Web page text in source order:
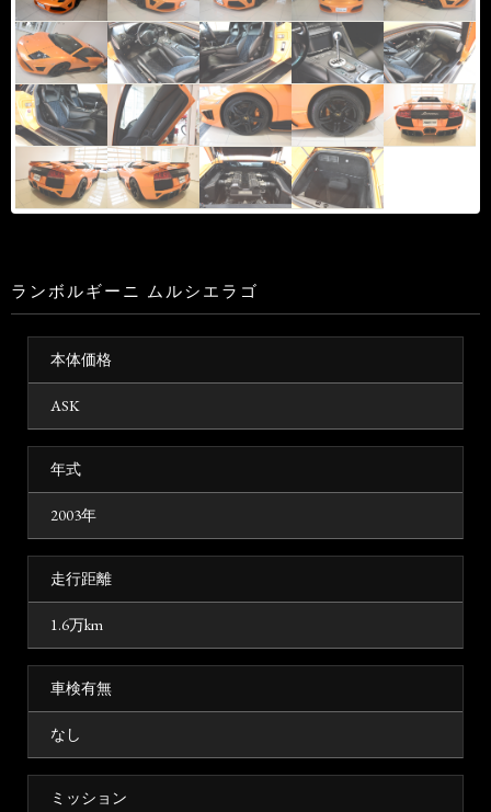
ランボルギーニ ムルシエラゴ
本体価格
ASK
年式
2003年
走行距離
1.6万km
車検有無
なし
ミッション